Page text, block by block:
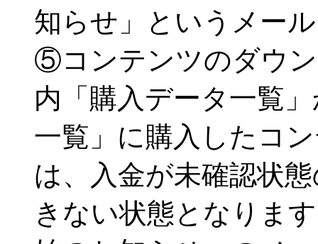
知らせ」というメー
⑤コンテンツのダウ
内「購入データ一覧
一覧」に購入したコ
は、入金が未確認状
きない状態となりま